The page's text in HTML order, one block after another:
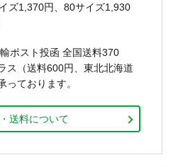
ズ1,370円、80サイズ1,930
ポスト投函 全国送料370
ス（送料600円、東北北海道
っております。
送料について